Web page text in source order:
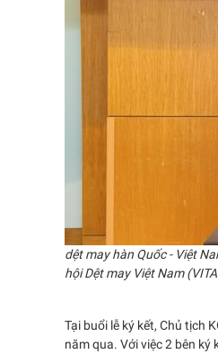
dệt may hàn Quốc - Việt
hội Dệt may Việt Nam
Tại buổi lễ ký kết, Chủ tịch
năm qua. Với việc 2 bên